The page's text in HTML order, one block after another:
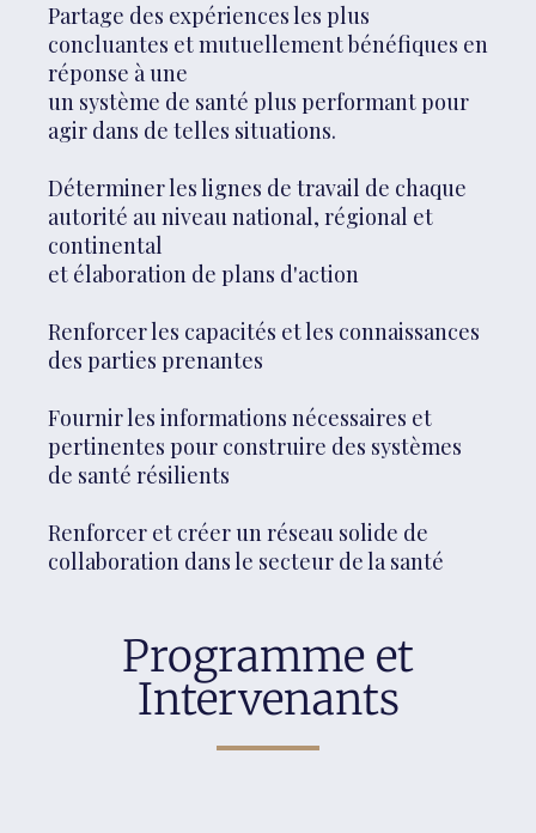
Partage des expériences les plus
concluantes et mutuellement bénéfiques en
réponse à une
un système de santé plus performant pour
agir dans de telles situations.
Déterminer les lignes de travail de chaque
autorité au niveau national, régional et
continental
et élaboration de plans d'action
Renforcer les capacités et les connaissances
des parties prenantes
Fournir les informations nécessaires et
pertinentes pour construire des systèmes
de santé résilients
Renforcer et créer un réseau solide de
collaboration dans le secteur de la santé
Programme et
Intervenants